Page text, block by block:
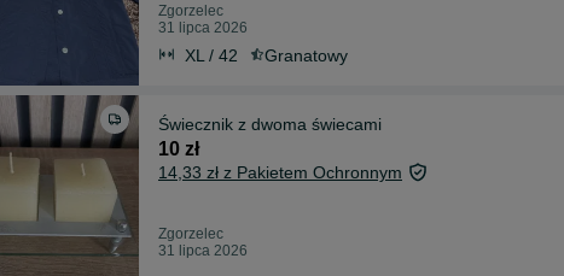
Zgorzelec
31 lipca 2026
XL / 42 Granatowy
Świecznik z dwoma świecami
10 zł
14,33 zł z Pakietem Ochronnym
Zgorzelec
31 lipca 2026